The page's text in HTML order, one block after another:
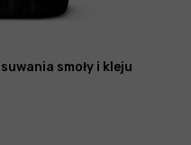
smoły i kleju